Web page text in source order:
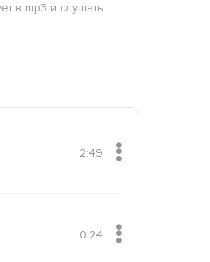
в mp3 и слушать
2:49
0:24